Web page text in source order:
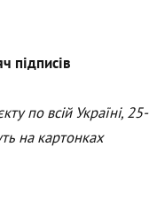
підписів
по всій Україні, 25-
на картонках